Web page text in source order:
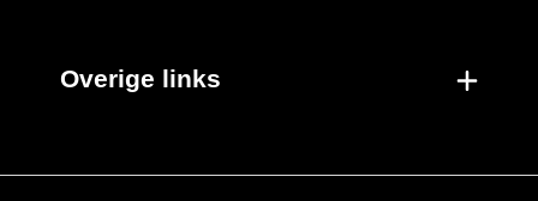
Overige links